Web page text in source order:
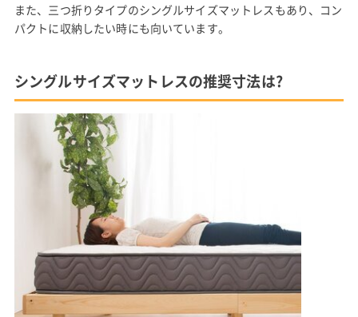
また、三つ折りタイプのシングルサイズマットレスもあり、コン
パクトに収納したい時にも向いています。
シングルサイズマットレスの推奨寸法は?